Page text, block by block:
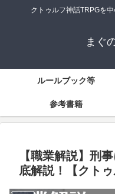
クトゥルフ神話TRPGを
まぐ
ルールブック等
参考書籍
【職業解説】刑
底解説！【クトゥ